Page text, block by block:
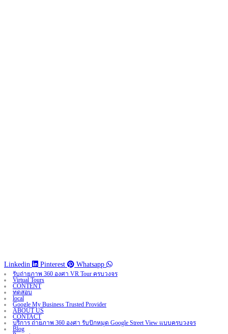
Linkedin Pinterest Whatsapp
รับถ่ายภาพ 360 องศา VR Tour ครบวงจร
Virtual Tours
CONTENT
ทดสอบ
local
Google My Business Trusted Provider
ABOUT US
CONTACT
บริการ ถ่ายภาพ 360 องศา รับปักหมุด Google Street View แบบครบวงจร
Blog